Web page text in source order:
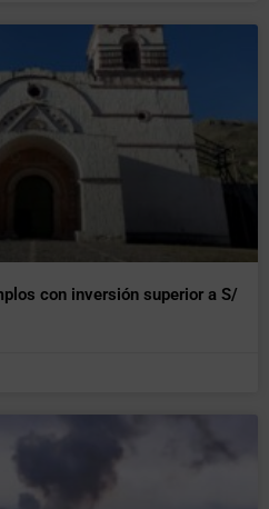
con inversión superior a S/